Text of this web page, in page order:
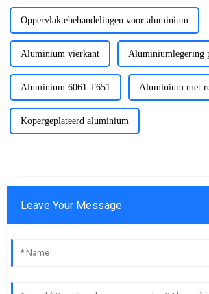
Oppervlaktebehandelingen voor aluminium
Aluminium vierkant Aluminiumlegering
Aluminium 6061 T651 Aluminium met
Kopergeplateerd aluminium
Leave Your Message